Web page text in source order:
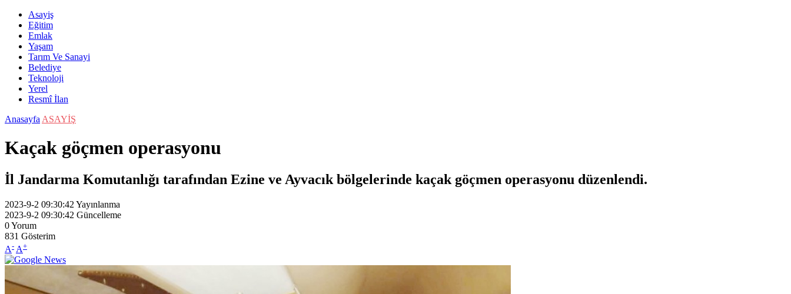
Asayiş
Eğitim
Emlak
Yaşam
Tarım Ve Sanayi
Belediye
Teknoloji
Yerel
Resmî İlan
Anasayfa ASAYİŞ
Kaçak göçmen operasyonu
İl Jandarma Komutanlığı tarafından Ezine ve Ayvacık bölgelerinde kaçak göçmen operasyonu düzenlendi.
2023-9-2 09:30:42 Yayınlanma
2023-9-2 09:30:42 Güncelleme
0Yorum
831 Gösterim
A- A+